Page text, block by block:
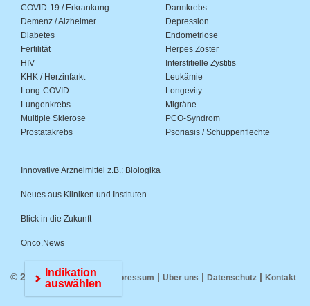
COVID-19 / Erkrankung
Darmkrebs
Demenz / Alzheimer
Depression
Diabetes
Endometriose
Fertilität
Herpes Zoster
HIV
Interstitielle Zystitis
KHK / Herzinfarkt
Leukämie
Long-COVID
Longevity
Lungenkrebs
Migräne
Multiple Sklerose
PCO-Syndrom
Prostatakrebs
Psoriasis / Schuppenflechte
Innovative Arzneimittel z.B.: Biologika
Neues aus Kliniken und Instituten
Blick in die Zukunft
Onco.News
© 2026 Medwiss.de | Impressum | Über uns | Datenschutz | Kontakt
Indikation
auswählen